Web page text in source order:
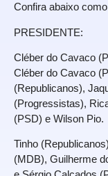
Confira abaixo
PRESIDENTE:
Cléber do Cavaco
Cléber do Cavaco
(Republicanos),
(Progressistas),
(PSD) e Wilson Pio.
Tinho
(MDB), Guilherme